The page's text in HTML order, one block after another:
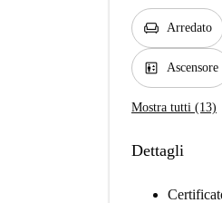
chair Arredato
elevator Ascensore
Mostra tutti (13)
Dettagli